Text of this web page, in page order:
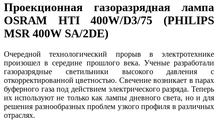
Проекционная газоразрядная лампа
OSRAM HTI 400W/D3/75 (PHILIPS
MSR 400W SA/2DE)
Очередной технологический прорыв в электротехнике
произошел в середине прошлого века. Ученые разработали
газоразрядные светильники высокого давления с
откорректированной цветностью. Свечение возникает в парах
буферного газа под действием электрического разряда. Теперь
их используют не только как лампы дневного света, но и для
решения разнообразных проблем узкого профиля в различных
отраслях.